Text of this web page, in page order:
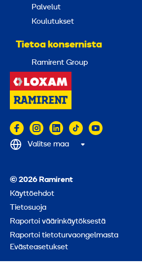
Palvelut
Koulutukset
Tietoa konsernista
Ramirent Group
© 2026 Ramirent
Käyttöehdot
Tietosuoja
Raportoi väärinkäytöksestä
Raportoi tietoturvaongelmasta
Evästeasetukset
Valitse maa